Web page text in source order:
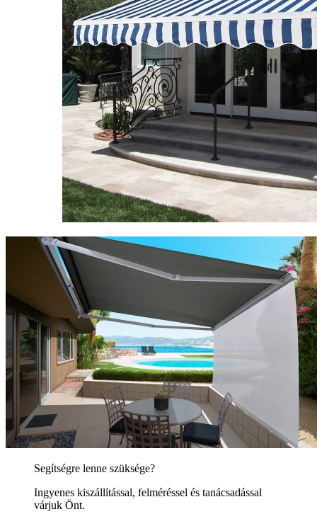
Segítségre lenne szüksége?
Ingyenes kiszállítással, felméréssel és tanácsadással
várjuk Önt.